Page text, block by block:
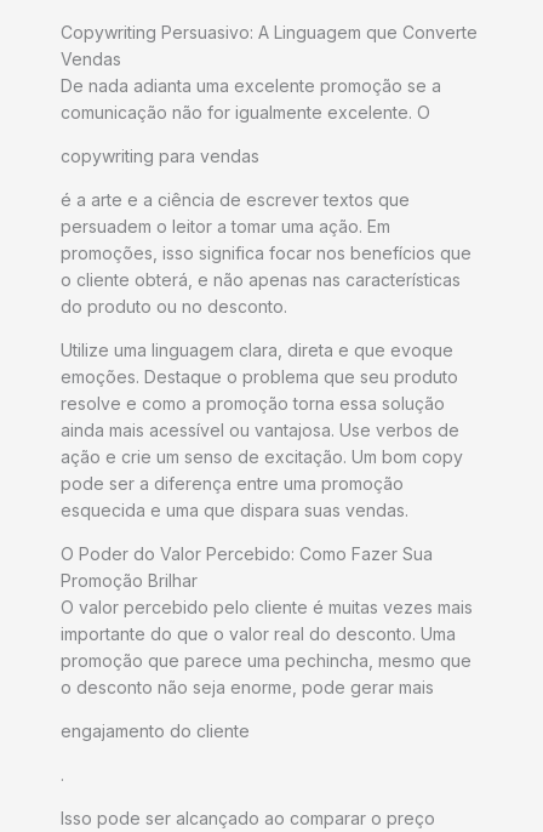
Copywriting Persuasivo: A Linguagem que Converte
Vendas
De nada adianta uma excelente promoção se a
comunicação não for igualmente excelente. O
copywriting para vendas
é a arte e a ciência de escrever textos que
persuadem o leitor a tomar uma ação. Em
promoções, isso significa focar nos benefícios que
o cliente obterá, e não apenas nas características
do produto ou no desconto.
Utilize uma linguagem clara, direta e que evoque
emoções. Destaque o problema que seu produto
resolve e como a promoção torna essa solução
ainda mais acessível ou vantajosa. Use verbos de
ação e crie um senso de excitação. Um bom copy
pode ser a diferença entre uma promoção
esquecida e uma que dispara suas vendas.
O Poder do Valor Percebido: Como Fazer Sua
Promoção Brilhar
O valor percebido pelo cliente é muitas vezes mais
importante do que o valor real do desconto. Uma
promoção que parece uma pechincha, mesmo que
o desconto não seja enorme, pode gerar mais
engajamento do cliente
.
Isso pode ser alcançado ao comparar o preço